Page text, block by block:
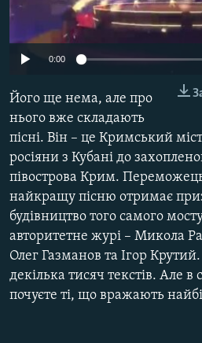
ВІДЕОУРОКИ «ELIFBE»
СВІДЧЕННЯ ОКУПАЦІЇ
ІНФОГРАФІКА
Русский
Qırımtatar
ДОЛУЧАЙСЯ!
Усі сайти RFE/RL
0:00
Його ще нема, але про
нього вже складають
пісні. Він – це Кримський
росіяни з Кубані до
півострова Крим.
найкращу пісню отримає
будівництво того самого
авторитетне журі – Микола
Олег Газманов та Ігор
декілька тисяч текстів. Але
почуєте ті, що вражають